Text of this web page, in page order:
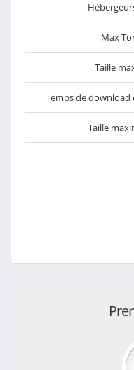
Max
Taille
Temps de
Taille